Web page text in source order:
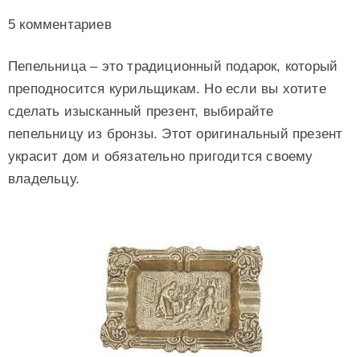
5 комментариев
Пепельница – это традиционный подарок, который
преподносится курильщикам. Но если вы хотите
сделать изысканный презент, выбирайте
пепельницу из бронзы. Этот оригинальный презент
украсит дом и обязательно пригодится своему
владельцу.